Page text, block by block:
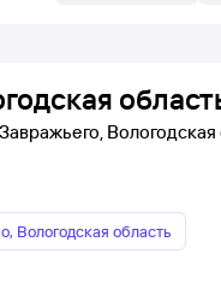
Вологодская
Вологодская область